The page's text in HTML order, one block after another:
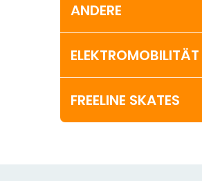
ANDERE
ELEKTROMOBILITÄT
FREELINE SKATES